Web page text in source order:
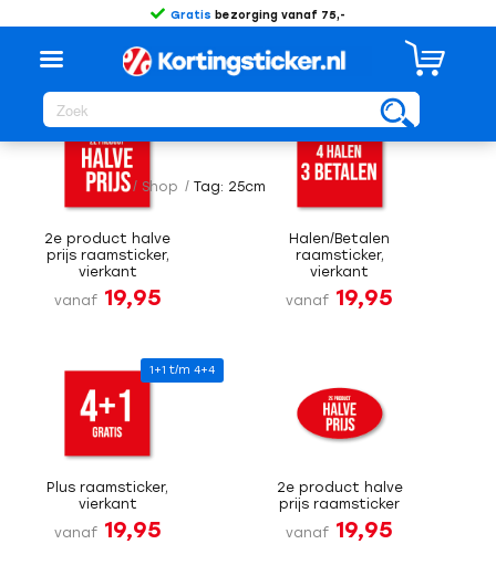
Gratis bezorging vanaf 75,-
/ Shop / Tag: 25cm
Sorteer opStandaard
2e product halve
prijs raamsticker,
vierkant
vanaf 19,95
Halen/Betalen
raamsticker,
vierkant
vanaf 19,95
1+1 t/m 4+4
Plus raamsticker,
vierkant
vanaf 19,95
2e product halve
prijs raamsticker
vanaf 19,95